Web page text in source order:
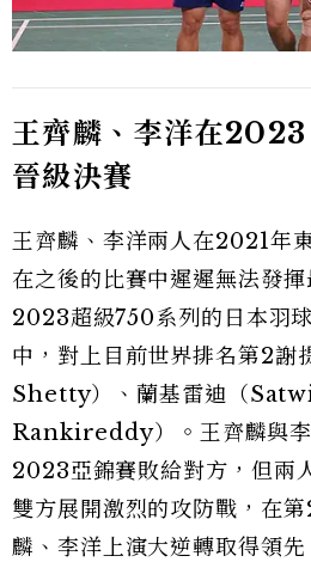
王齊麟、李洋在
晉級決賽
王齊麟、李洋兩人在2021年
在之後的比賽中遲遲無法發
2023超級750系列的日本羽
中，對上目前世界排名第2
Shetty）、蘭基雷迪（
Rankireddy）。王齊麟與李
2023亞錦賽敗給對方，但兩
雙方展開激烈的攻防戰，在
麟、李洋上演大逆轉取得領